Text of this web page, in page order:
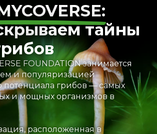
тайны
FOUNDATION занимается
и популяризацией
потенциала грибов — самых
и мощных организмов в
расположенная в